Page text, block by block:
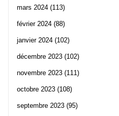
mars 2024 (113)
février 2024 (88)
janvier 2024 (102)
décembre 2023 (102)
novembre 2023 (111)
octobre 2023 (108)
septembre 2023 (95)